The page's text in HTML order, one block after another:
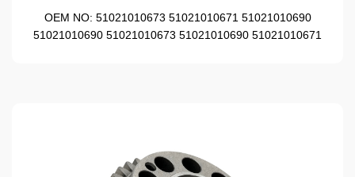
OEM NO: 51021010673 51021010671 51021010690
51021010690 51021010673 51021010690 51021010671